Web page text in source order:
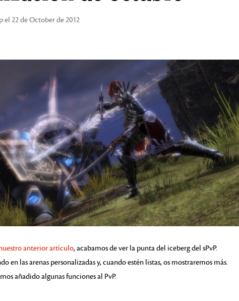
el 22 de October de 2012
anterior artículo, acabamos de ver la punta del iceberg del sPvP.
en las arenas personalizadas y, cuando estén listas, os mostraremos más.
añadido algunas funciones al PvP.